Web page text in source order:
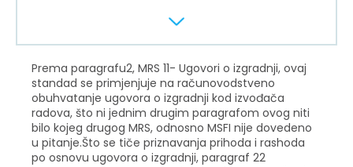
Prema paragrafu2, MRS 11- Ugovori o izgradnji, ovaj
standad se primjenjuje na računovodstveno
obuhvatanje ugovora o izgradnji kod izvođača
radova, što ni jednim drugim paragrafom ovog niti
bilo kojeg drugog MRS, odnosno MSFI nije dovedeno
u pitanje.Što se tiče priznavanja prihoda i rashoda
po osnovu ugovora o izgradnji, paragraf 22